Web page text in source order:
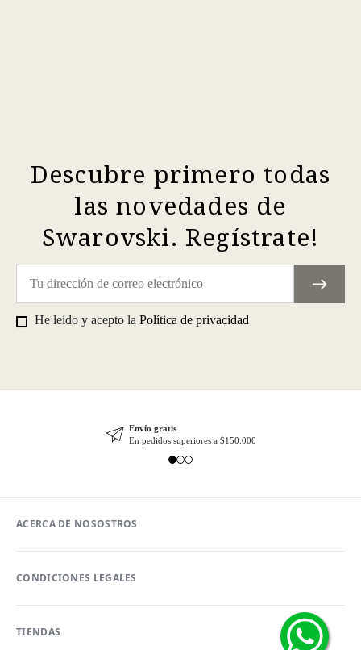
Descubre primero todas
las novedades de
Swarovski. Regístrate!
He leído y acepto la Política de privacidad
Envío gratis
En pedidos superiores a $150.000
ACERCA DE NOSOSTROS
CONDICIONES LEGALES
TIENDAS